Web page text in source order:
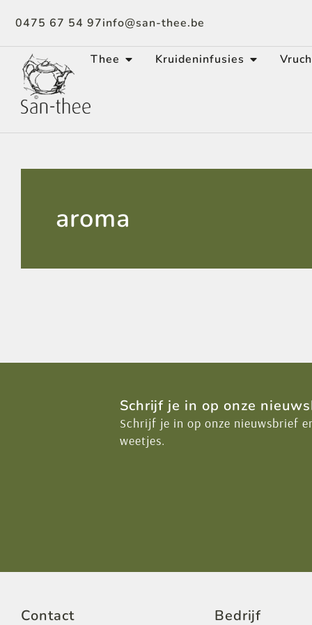
0475 67 54 97info@san-thee.be
Thee Kruideninfusies
aroma
Schrijf je in op onze
Schrijf je in op onze nieuwsbrief
weetjes.
Contact Bedrijf